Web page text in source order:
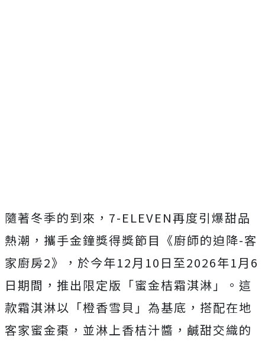
隨著冬季的到來，7-ELEVEN再度引爆甜品
熱潮，攜手金鐘獎得獎節目《廚師的迫降-客
家廚房2》，於今年12月10日至2026年1月6
日期間，推出限定版「蜜金桔霜淇淋」。這
款霜淇淋以「橙香雪貝」為基底，搭配在地
客家蜜金棗，並淋上香桔汁醬，鹹甜交織的